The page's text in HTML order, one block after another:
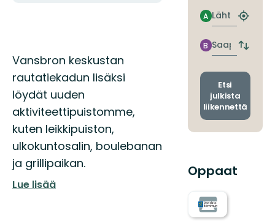
Kuvaus
Vansbron keskustan
rautatiekadun lisäksi
löydät uuden
aktiviteettipuistomme,
kuten leikkipuiston,
ulkokuntosalin, boulebanan
ja grillipaikan.
Lue lisää
Lähtö
A
Etsi
pysäkki
Saapuminen
B
Vaihda
ja
Etsi
julkista
liikennettä
Oppaat